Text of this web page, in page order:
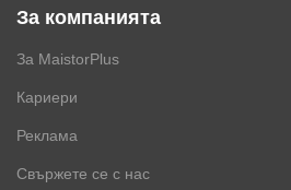
За компанията
За MaistorPlus
Кариери
Реклама
Свържете се с нас